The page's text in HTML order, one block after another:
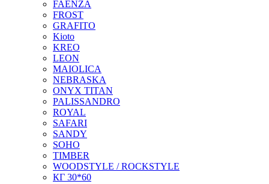
FAENZA
FROST
GRAFITO
Kioto
KREO
LEON
MAIOLICA
NEBRASKA
ONYX TITAN
PALISSANDRO
ROYAL
SAFARI
SANDY
SOHO
TIMBER
WOODSTYLE / ROCKSTYLE
КГ 30*60